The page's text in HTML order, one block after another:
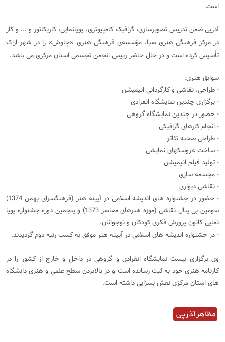
است.
آذرپی ضمن تدریس تصویرسازی، گرافیک کامپیوتری، پویانمایی، کاریکاتور و ... و کار
در مرکز فرهنگی هنری صبا، مؤسسه‌ی فرهنگی هنری «چاوش» را در شهر اراک
تأسیس کرده است و در حال حاضر رییس انجمن تجسمی استان مرکزی می باشد.
سوابق هنری:
- طراحی، نقاشی و کارگردانی انیمیشن
- برگزاری چندین نمایشگاه انفرادی
- حضور در چندین نمایشگاه گروهی
- انجام کارهای گرافیکی
- طراحی صحنه تئاتر
- ساخت عروسکهای نمایشی
- تولید فیلم انیمیشن
- مجسمه سازی
- نقاشی دیواری
- حضور در جشنواره های اندیشه اسلامی در آیینه هنر (فرهنگسرای بهمن 1374)
سومین بی ینال نقاشی (موزه هنرهای معاصر 1373) و پنجمین دوره جشنواره پویا
نمایی کانون پرورش فکری کودکان و نوجوانان.
- در جشنواره اندیشه های اسلامی در آیینه هنر موفق به کسب رتبه دوم گردیدند.
وی برگزاری بیست نمایشگاه انفرادی و گروهی در داخل و خارج از کشور را در
کارنامه هنری خود به ثبت رسانده است و در بالابردن سطح علمی و هنری دانشگاه
های استان مرکزی نقش بسزایی داشته است.
مظاهر آذرپی